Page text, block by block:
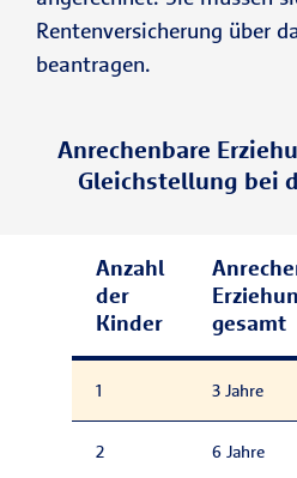
Rentenversicherung über
beantragen.
Anrechenbare
Gleichstellung bei
Anzahl
der
Kinder
gesamt
1 3 Jahre
2 6 Jahre